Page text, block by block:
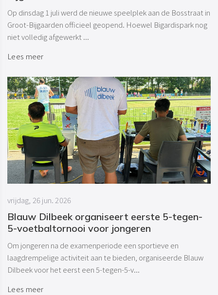
Op dinsdag 1 juli werd de nieuwe speelplek aan de Bosstraat in
Groot-Bijgaarden officieel geopend. Hoewel Bigardispark nog
niet volledig afgewerkt ...
Lees meer
Blauw Dilbeek organiseert eerste 5-tegen-
5-voetbaltornooi voor jongeren
vrijdag, 26 jun. 2026
Om jongeren na de examenperiode een sportieve en
laagdrempelige activiteit aan te bieden, organiseerde Blauw
Dilbeek voor het eerst een 5-tegen-5-v...
Lees meer